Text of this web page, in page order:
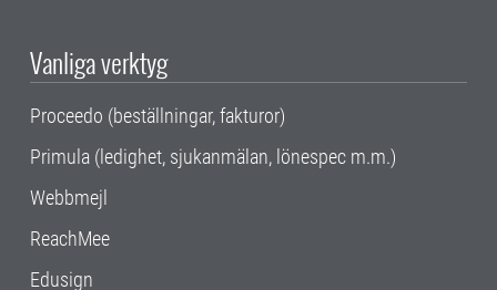
Vanliga verktyg
Proceedo (beställningar, fakturor)
Primula (ledighet, sjukanmälan, lönespec m.m.)
Webbmejl
ReachMee
Edusign